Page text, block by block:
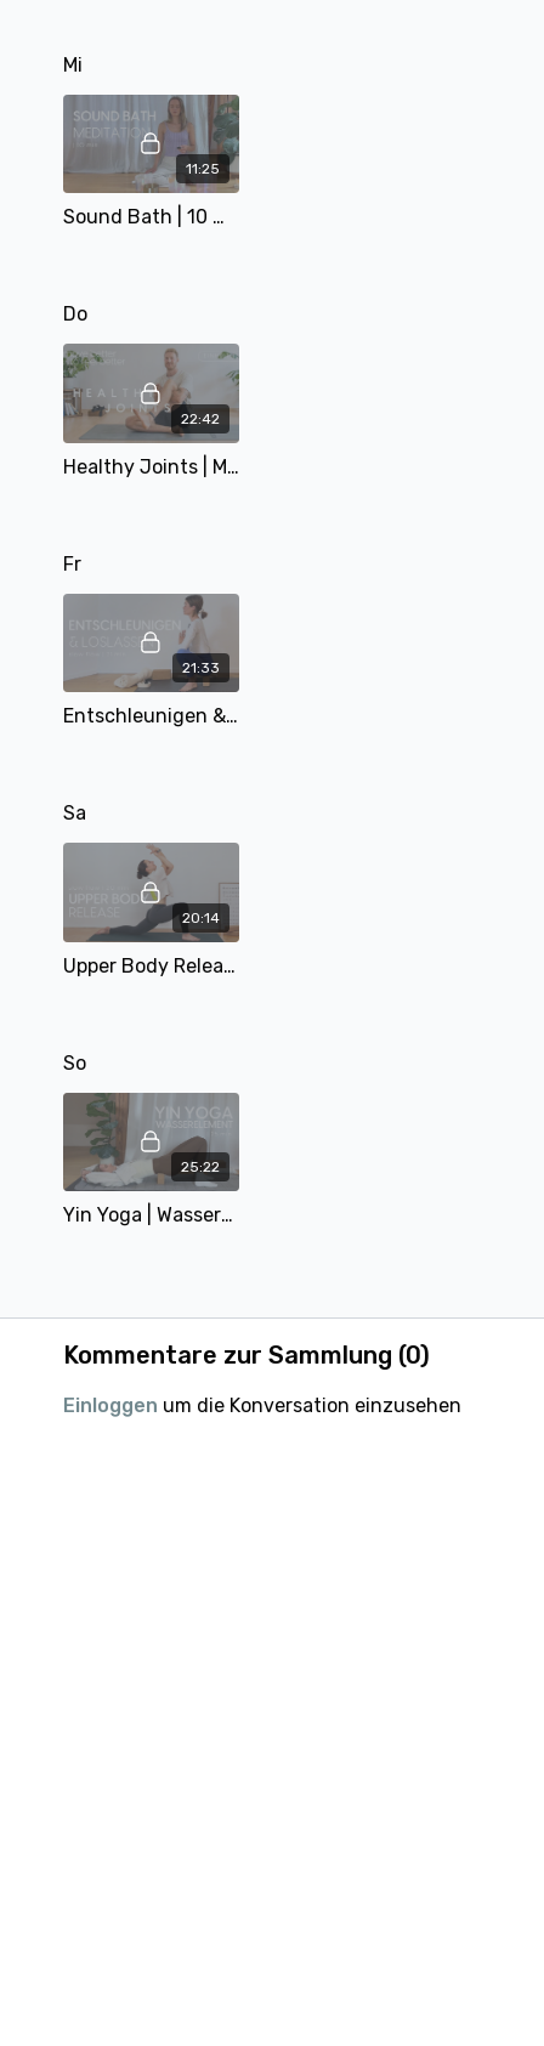
Mi
11:25
Sound Bath | 10 min | mit Matthäa
Do
22:42
Healthy Joints | Move better to feel better | Mobility Serie Teil 1 | 23 Min | mit Tobi
Fr
21:33
Entschleunigen & Lolassen | 20 min | mit Eva
Sa
20:14
Upper Body Release | Slow Flow für Schultern, Brust & Rücken | 20 min | mit Alina
So
25:22
Yin Yoga | Wasserelement Niere & Blase | 25 min | mit Matthäa
Kommentare zur Sammlung (0)
Einloggen um die Konversation einzusehen